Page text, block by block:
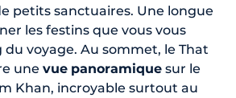
petits sanctuaires. Une longue
les festins que vous vous
voyage. Au sommet, le That
une vue panoramique sur le
Khan, incroyable surtout au